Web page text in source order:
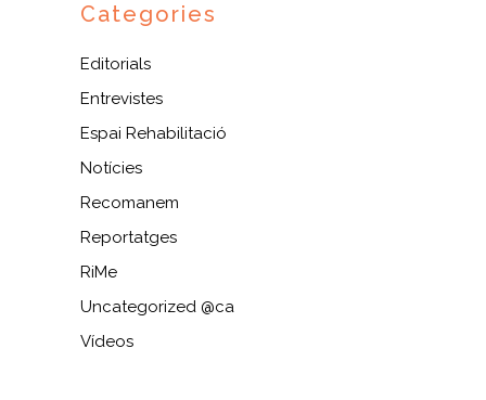
Categories
Editorials
Entrevistes
Espai Rehabilitació
Notícies
Recomanem
Reportatges
RiMe
Uncategorized @ca
Vídeos